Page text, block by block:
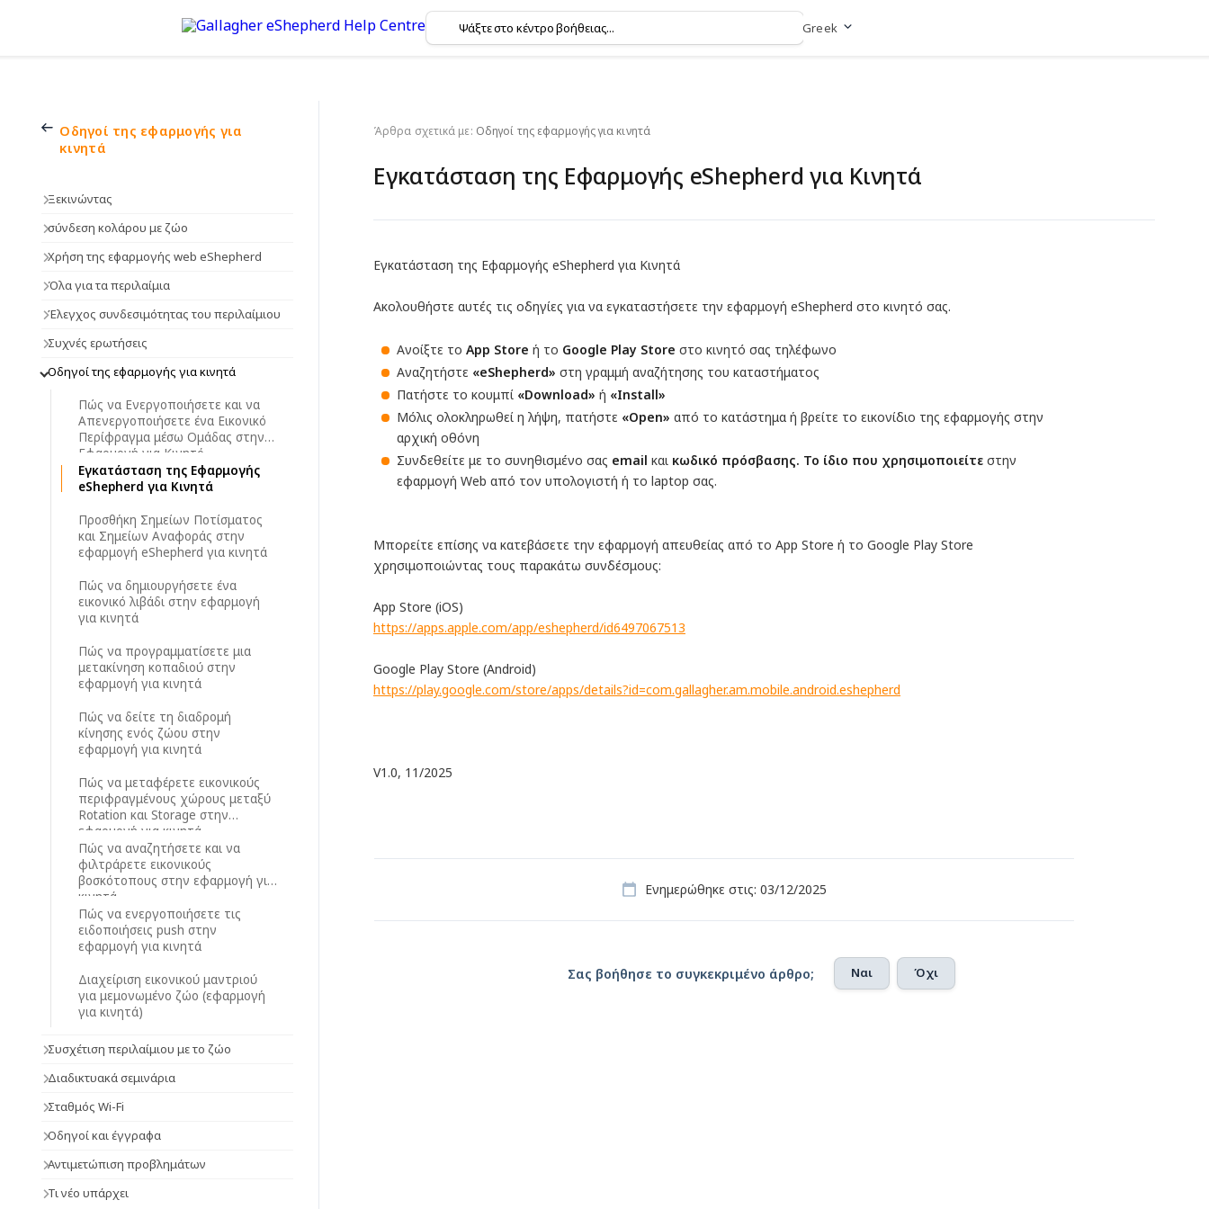
Greek
Οδηγοί της εφαρμογής για
κινητά
Ξεκινώντας
σύνδεση κολάρου με ζώο
Χρήση της εφαρμογής web eShepherd
Όλα για τα περιλαίμια
Έλεγχος συνδεσιμότητας του περιλαίμιου
Συχνές ερωτήσεις
Οδηγοί της εφαρμογής για κινητά
Πώς να Ενεργοποιήσετε και να
Απενεργοποιήσετε ένα Εικονικό
Περίφραγμα μέσω Ομάδας στην
Εφαρμογή για Κινητό
Εγκατάσταση της Εφαρμογής
eShepherd για Κινητά
Προσθήκη Σημείων Ποτίσματος
και Σημείων Αναφοράς στην
εφαρμογή eShepherd για κινητά
Πώς να δημιουργήσετε ένα
εικονικό λιβάδι στην εφαρμογή
για κινητά
Πώς να προγραμματίσετε μια
μετακίνηση κοπαδιού στην
εφαρμογή για κινητά
Πώς να δείτε τη διαδρομή
κίνησης ενός ζώου στην
εφαρμογή για κινητά
Πώς να μεταφέρετε εικονικούς
περιφραγμένους χώρους μεταξύ
Rotation και Storage στην
εφαρμογή για κινητά
Πώς να αναζητήσετε και να
φιλτράρετε εικονικούς
βοσκότοπους στην εφαρμογή για
κινητά
Πώς να ενεργοποιήσετε τις
ειδοποιήσεις push στην
εφαρμογή για κινητά
Διαχείριση εικονικού μαντριού
για μεμονωμένο ζώο (εφαρμογή
για κινητά)
Συσχέτιση περιλαίμιου με το ζώο
Διαδικτυακά σεμινάρια
Σταθμός Wi-Fi
Οδηγοί και έγγραφα
Αντιμετώπιση προβλημάτων
Τι νέο υπάρχει
Άρθρα σχετικά με: Οδηγοί της εφαρμογής για κινητά
Εγκατάσταση της Εφαρμογής eShepherd για Κινητά
Εγκατάσταση της Εφαρμογής eShepherd για Κινητά
Ακολουθήστε αυτές τις οδηγίες για να εγκαταστήσετε την εφαρμογή eShepherd στο κινητό σας.
Ανοίξτε το App Store ή το Google Play Store στο κινητό σας τηλέφωνο
Αναζητήστε «eShepherd» στη γραμμή αναζήτησης του καταστήματος
Πατήστε το κουμπί «Download» ή «Install»
Μόλις ολοκληρωθεί η λήψη, πατήστε «Open» από το κατάστημα ή βρείτε το εικονίδιο της εφαρμογής στην
αρχική οθόνη
Συνδεθείτε με το συνηθισμένο σας email και κωδικό πρόσβασης. Το ίδιο που χρησιμοποιείτε στην
εφαρμογή Web από τον υπολογιστή ή το laptop σας.
Μπορείτε επίσης να κατεβάσετε την εφαρμογή απευθείας από το App Store ή το Google Play Store
χρησιμοποιώντας τους παρακάτω συνδέσμους:
App Store (iOS)
https://apps.apple.com/app/eshepherd/id6497067513
Google Play Store (Android)
https://play.google.com/store/apps/details?id=com.gallagher.am.mobile.android.eshepherd
V1.0, 11/2025
Ενημερώθηκε στις: 03/12/2025
Σας βοήθησε το συγκεκριμένο άρθρο; Ναι Όχι